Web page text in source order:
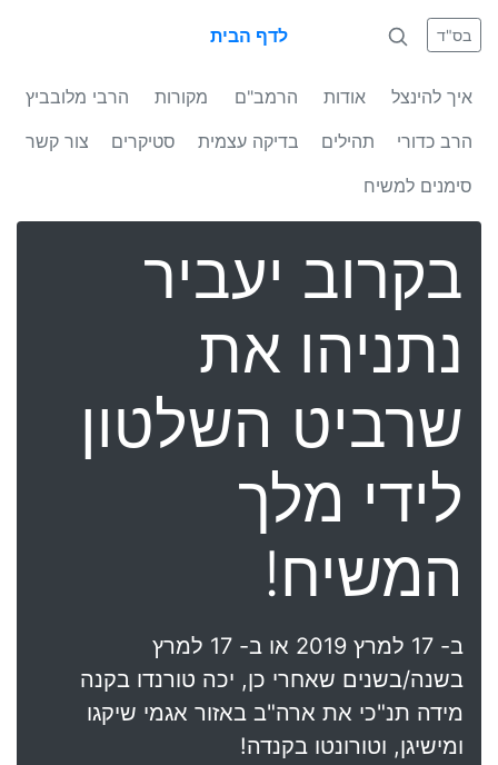
לדף הבית בס"ד
איך להינצל אודות הרמב"ם מקורות
הרבי מלובביץ
הרב כדורי
תהילים בדיקה עצמית סטיקרים
צור קשר
סימנים למשיח
בקרוב יעביר
נתניהו את
שרביט השלטון
לידי מלך
המשיח!
ב- 17 למרץ 2019 או ב- 17 למרץ
בשנה/בשנים שאחרי כן, יכה טורנדו בקנה
מידה תנ"כי את ארה"ב באזור אגמי שיקגו
ומישיגן, וטורונטו בקנדה!